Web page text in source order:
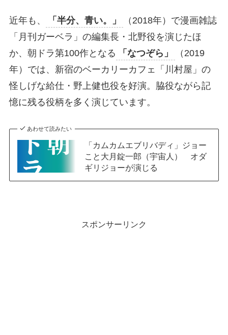
近年も、 「半分、青い。」
（2018年）で漫画雑誌
「月刊ガーベラ」の編集長・北野役を演じたほ
か、朝ドラ第100作となる
「なつぞら」
（2019
年）では、新宿のベーカリーカフェ「川村屋」の
怪しげな給仕・野上健也役を好演。脇役ながら記
憶に残る役柄を多く演じています。
あわせて読みたい
「カムカムエブリバディ」ジョー
こと大月錠一郎（宇宙人） オダ
ギリジョーが演じる
スポンサーリンク